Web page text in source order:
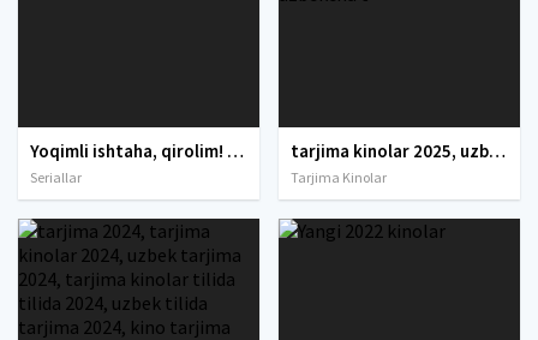
Yoqimli ishtaha, qirolim! / Zolimning bosh oshpazi / Tiraning oshpazi Koreya seriali Uzbek tilida 2025 tarjima serial Full HD skachat
Seriallar
tarjima kinolar 2025, uzbek tarjima kinolar 2025, tarjima kinolar uzbek tilida 2025, tarjima kinolar o zbek 2025, tarjima kinolar o zbek tilida 2025, yangi tarjima kinolar 2025, uzmovi tarjima kinolar 2025, uzmovi com tarjima kinolar 2025, uzbekcha t
Tarjima Kinolar